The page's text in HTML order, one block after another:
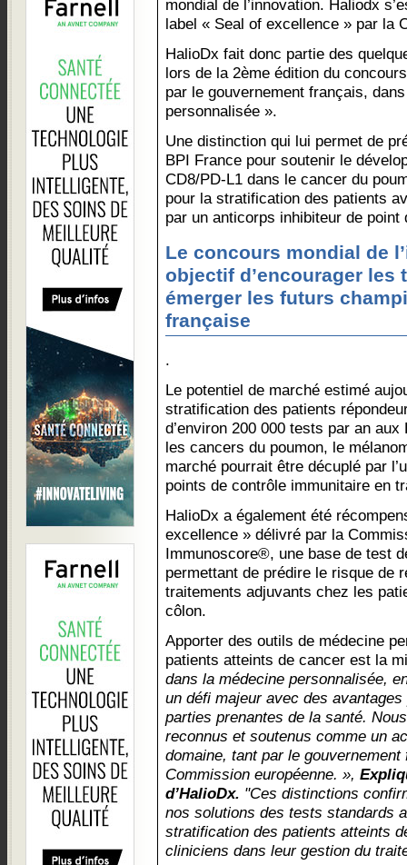
mondial de l’innovation. Haliodx
label « Seal of excellence » par la
HalioDx fait donc partie des
lors de la 2ème édition du
par le gouvernement français,
personnalisée ».
Une distinction qui lui permet de
BPI France pour soutenir le
CD8/PD-L1 dans le cancer du
pour la stratification des patients
par un anticorps inhibiteur de
Le concours mondial de
objectif d’encourager les
émerger les futurs
française
.
Le potentiel de marché estimé
stratification des patients
d’environ 200 000 tests par an
les cancers du poumon, le
marché pourrait être décuplé par
points de contrôle immunitaire en
HalioDx a également été
excellence » délivré par la
Immunoscore®, une base de test
permettant de prédire le risque de
traitements adjuvants chez les
côlon.
Apporter des outils de médecine
patients atteints de cancer est la
dans la médecine personnalisée,
un défi majeur avec des
parties prenantes de la santé.
reconnus et soutenus comme un
domaine, tant par le
Commission européenne. »,
d’HalioDx. "Ces distinctions
nos solutions des tests standards
stratification des patients atteints
cliniciens dans leur gestion du